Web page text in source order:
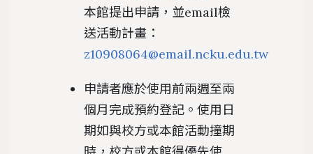
本館提出申請，並email檢
送活動計畫：
z10908064@email.ncku.edu.tw
申請者應於使用前兩週至兩
個月完成預約登記。使用日
期如與校方或本館活動撞期